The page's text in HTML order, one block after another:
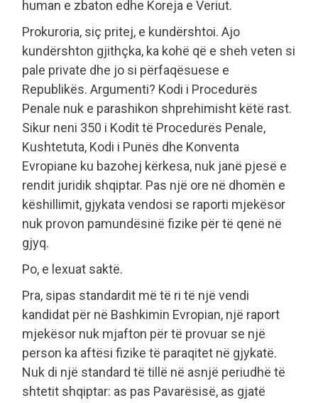
human e zbaton edhe Koreja e Veriut.
Prokuroria, siç pritej, e kundërshtoi. Ajo
kundërshton gjithçka, ka kohë që e sheh veten si
pale private dhe jo si përfaqësuese e
Republikës. Argumenti? Kodi i Procedurës
Penale nuk e parashikon shprehimisht këtë rast.
Sikur neni 350 i Kodit të Procedurës Penale,
Kushtetuta, Kodi i Punës dhe Konventa
Evropiane ku bazohej kërkesa, nuk janë pjesë e
rendit juridik shqiptar. Pas një ore në dhomën e
këshillimit, gjykata vendosi se raporti mjekësor
nuk provon pamundësinë fizike për të qenë në
gjyq.
Po, e lexuat saktë.
Pra, sipas standardit më të ri të një vendi
kandidat për në Bashkimin Evropian, një raport
mjekësor nuk mjafton për të provuar se një
person ka aftësi fizike të paraqitet në gjykatë.
Nuk di një standard të tillë në asnjë periudhë të
shtetit shqiptar: as pas Pavarësisë, as gjatë